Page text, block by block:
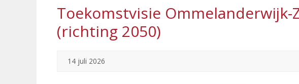
Toekomstvisie Ommelanderwijk-
(richting 2050)
14 juli 2026